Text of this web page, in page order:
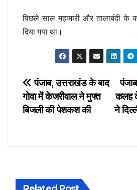
पिछले साल महामारी और तालाबंदी के
दिया गया था।
Post
navigation
कलह
ने
पंजाब, उत्तराखंड के बाद
गोवा में केजरीवाल ने मुफ्त
बिजली की पेशकश की